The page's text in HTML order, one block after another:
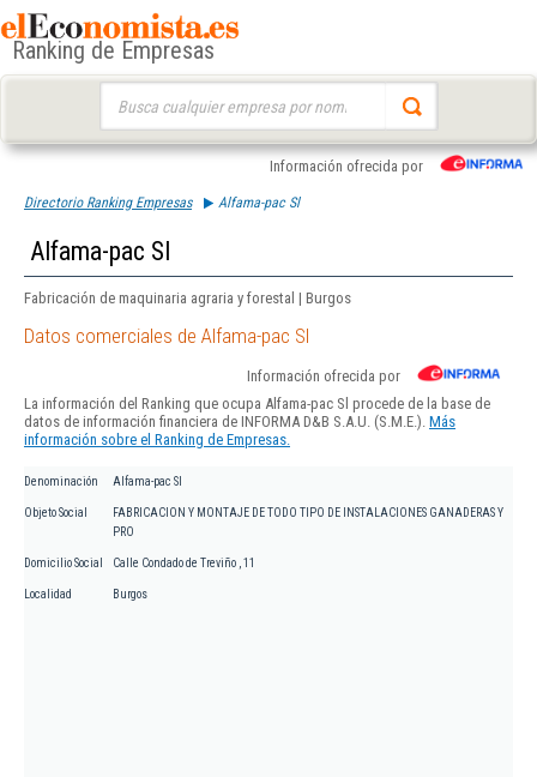
Ranking de Empresas
Información ofrecida por
Directorio Ranking Empresas Alfama-pac Sl
Alfama-pac Sl
Fabricación de maquinaria agraria y forestal | Burgos
Datos comerciales de Alfama-pac Sl
Información ofrecida por
La información del Ranking que ocupa Alfama-pac Sl procede de la base de
datos de información financiera de INFORMA D&B S.A.U. (S.M.E.). Más
información sobre el Ranking de Empresas.
Denominación Alfama-pac Sl
Objeto Social
FABRICACION Y MONTAJE DE TODO TIPO DE INSTALACIONES GANADERAS Y
PRO
Domicilio Social Calle Condado de Treviño , 11
Localidad Burgos